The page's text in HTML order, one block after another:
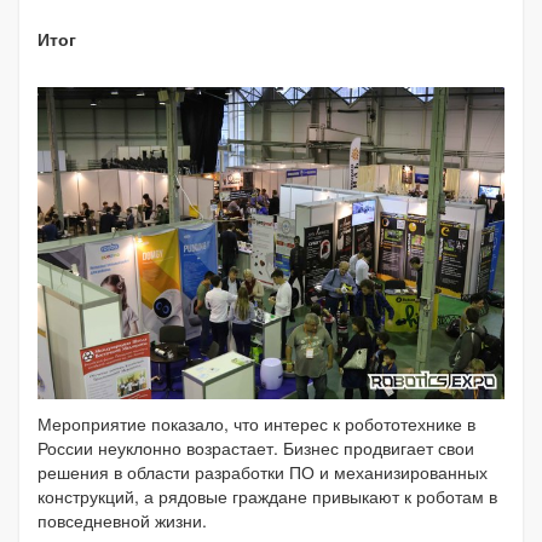
Итог
Мероприятие показало, что интерес к робототехнике в
России неуклонно возрастает. Бизнес продвигает свои
решения в области разработки ПО и механизированных
конструкций, а рядовые граждане привыкают к роботам в
повседневной жизни.